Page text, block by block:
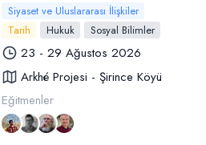
Siyaset ve Uluslararası İlişkiler
Tarih
Hukuk Sosyal Bilimler
23 - 29 Ağustos 2026
Arkhé Projesi - Şirince Köyü
Eğitmenler